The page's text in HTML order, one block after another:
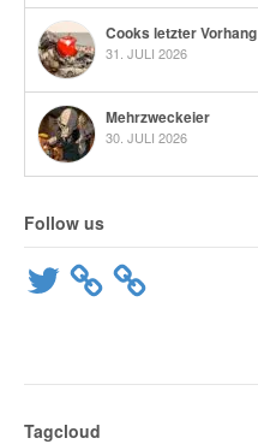
Cooks letzter Vorhang
31. JULI 2026
Mehrzweckeier
30. JULI 2026
Follow us
Twitter
Tagcloud